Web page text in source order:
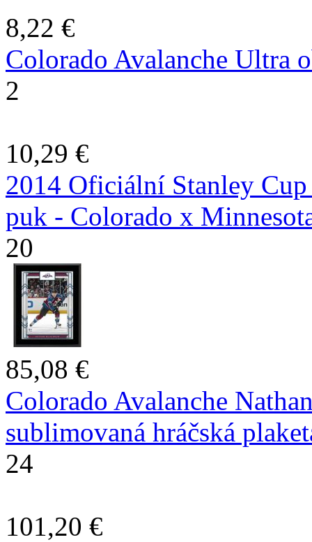
8,22 €
Colorado Avalanche Ultra
2
10,29 €
2014 Oficiální Stanley
puk - Colorado x
20
85,08 €
Colorado Avalanche
sublimovaná hráčská
24
101,20 €